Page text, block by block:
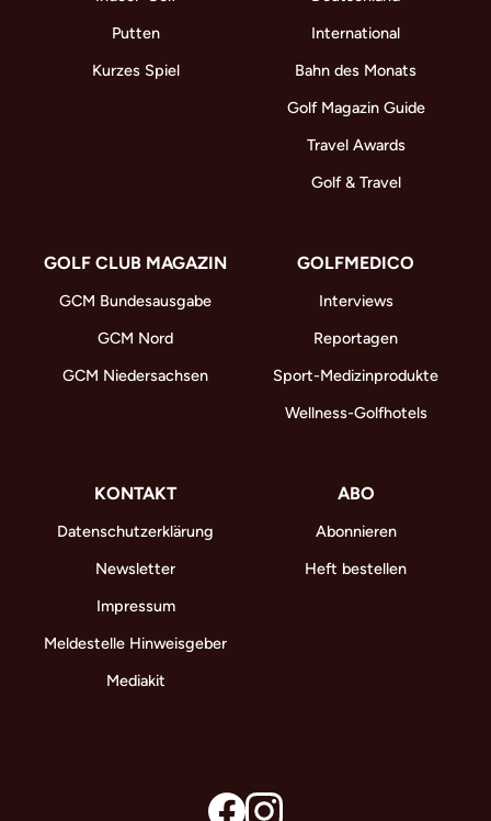
Putten
Kurzes Spiel
International
Bahn des Monats
Golf Magazin Guide
Travel Awards
Golf & Travel
GOLF CLUB MAGAZIN
GCM Bundesausgabe
GCM Nord
GCM Niedersachsen
GOLFMEDICO
Interviews
Reportagen
Sport-Medizinprodukte
Wellness-Golfhotels
KONTAKT
Datenschutzerklärung
Newsletter
Impressum
Meldestelle Hinweisgeber
Mediakit
ABO
Abonnieren
Heft bestellen